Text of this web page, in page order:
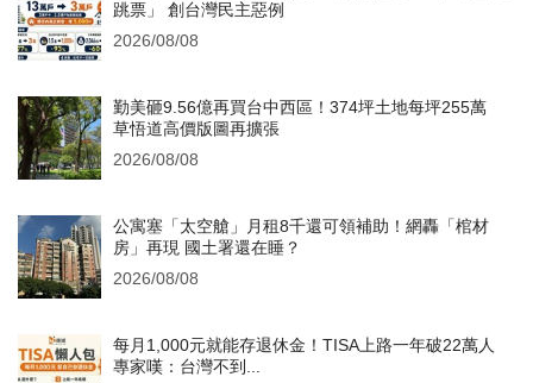
跳票」 創台灣民主惡例
2026/08/08
勤美砸9.56億再買台中西區！374坪土地每坪255萬
草悟道高價版圖再擴張
2026/08/08
公寓塞「太空艙」月租8千還可領補助！網轟「棺材
房」再現 國土署還在睡？
2026/08/08
每月1,000元就能存退休金！TISA上路一年破22萬人
專家嘆：台灣不到...